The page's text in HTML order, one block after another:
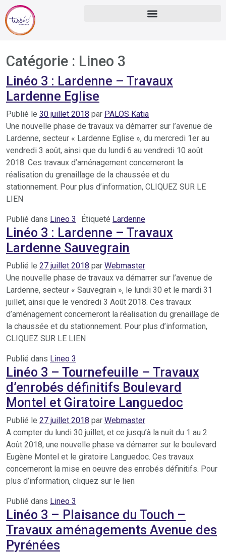
Catégorie : Lineo 3
Linéo 3 : Lardenne – Travaux
Lardenne Eglise
Publié le 30 juillet 2018 par PALOS Katia
Une nouvelle phase de travaux va démarrer sur l’avenue de
Lardenne, secteur « Lardenne Eglise », du mercredi 1er au
vendredi 3 août, ainsi que du lundi 6 au vendredi 10 août
2018. Ces travaux d’aménagement concerneront la
réalisation du grenaillage de la chaussée et du
stationnement. Pour plus d’information, CLIQUEZ SUR LE
LIEN
Publié dans Lineo 3 Étiqueté Lardenne
Linéo 3 : Lardenne – Travaux
Lardenne Sauvegrain
Publié le 27 juillet 2018 par Webmaster
Une nouvelle phase de travaux va démarrer sur l’avenue de
Lardenne, secteur « Sauvegrain », le lundi 30 et le mardi 31
juillet, ainsi que le vendredi 3 Août 2018. Ces travaux
d’aménagement concerneront la réalisation du grenaillage de
la chaussée et du stationnement. Pour plus d’information,
CLIQUEZ SUR LE LIEN
Publié dans Lineo 3
Linéo 3 – Tournefeuille – Travaux
d’enrobés définitifs Boulevard
Montel et Giratoire Languedoc
Publié le 27 juillet 2018 par Webmaster
A compter du lundi 30 juillet, et ce jusqu’à la nuit du 1 au 2
Août 2018, une nouvelle phase va démarrer sur le boulevard
Eugène Montel et le giratoire Languedoc. Ces travaux
concerneront la mise en oeuvre des enrobés définitifs. Pour
plus d’information, cliquez sur le lien
Publié dans Lineo 3
Linéo 3 – Plaisance du Touch –
Travaux aménagements Avenue des
Pyrénées